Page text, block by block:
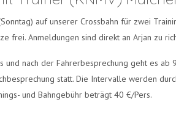
auf unserer Crossbahn für zwei
frei. Anmeldungen sind direkt an Arjan zu
nach der Fahrerbesprechung geht es ab
statt. Die Intervalle werden
und Bahngebühr beträgt 40 €/Pers.